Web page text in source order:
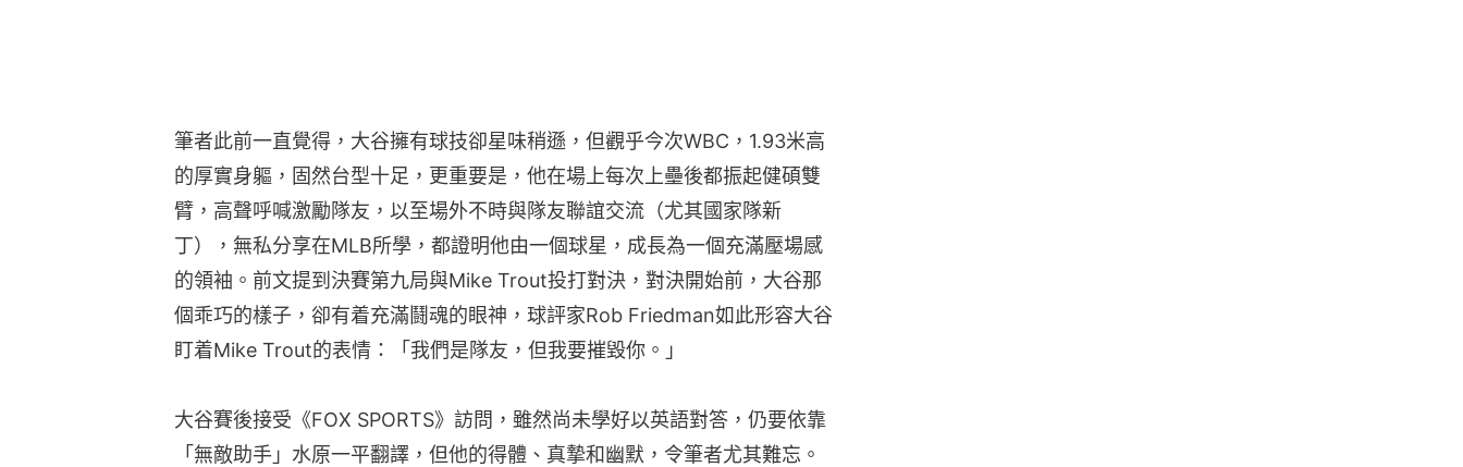
筆者此前一直覺得，大谷擁有球技卻星味稍遜，但觀乎今次WBC，1.93米高
的厚實身軀，固然台型十足，更重要是，他在場上每次上壘後都振起健碩雙
臂，高聲呼喊激勵隊友，以至場外不時與隊友聯誼交流（尤其國家隊新
丁），無私分享在MLB所學，都證明他由一個球星，成長為一個充滿壓場感
的領袖。前文提到決賽第九局與Mike Trout投打對決，對決開始前，大谷那
個乖巧的樣子，卻有着充滿鬪魂的眼神，球評家Rob Friedman如此形容大谷
盯着Mike Trout的表情：「我們是隊友，但我要摧毀你。」
大谷賽後接受《FOX SPORTS》訪問，雖然尚未學好以英語對答，仍要依靠
「無敵助手」水原一平翻譯，但他的得體、真摯和幽默，令筆者尤其難忘。